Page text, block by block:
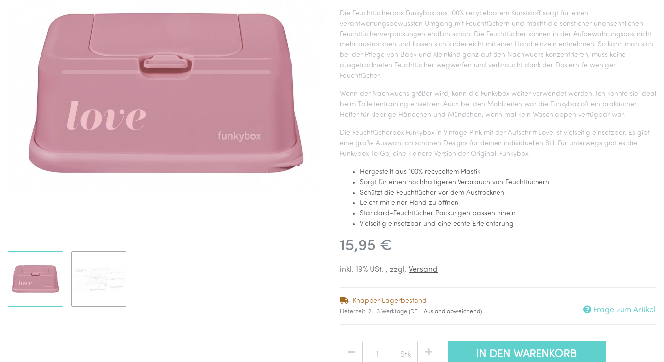
Die Feuchttücherbox Funkybox aus 100% recycelbarem Kunststoff sorgt für einen
verantwortungsbewussten Umgang mit Feuchttüchern und macht die sonst eher unansehnlichen
Feuchttücherverpackungen endlich schön. Die Feuchttücher können in der Aufbewahrungsbox nicht
mehr austrocknen und lassen sich kinderleicht mit einer Hand einzeln entnehmen. So kann man sich
bei der Pflege von Baby und Kleinkind ganz auf den Nachwuchs konzentrieren, muss keine
ausgetrockneten Feuchttücher wegwerfen und verbraucht dank der Dosierhilfe weniger
Feuchttücher.
Wenn der Nachwuchs größer wird, kann die Funkybox weiter verwendet werden. Ich konnte sie ideal
beim Toilettentraining einsetzen. Auch bei den Mahlzeiten war die Funkybox oft ein praktischer
Helfer für klebrige Händchen und Mündchen, wenn mal kein Waschlappen verfügbar war.
Die Feuchttücherbox Funkybox in Vintage Pink mit der Aufschrift Love ist vielseitig einsetzbar. Es gibt
eine große Auswahl an schönen Designs für deinen individuellen Stil. Für unterwegs gibt es die
Funkybox To Go, eine kleinere Version der Original-Funkybox.
Hergestellt aus 100% recyceltem Plastik
Sorgt für einen nachhaltigeren Verbrauch von Feuchttüchern
Schützt die Feuchttücher vor dem Austrocknen
Leicht mit einer Hand zu öffnen
Standard-Feuchttücher Packungen passen hinein
Vielseitig einsetzbar und eine echte Erleichterung
15,95 €
inkl. 19% USt. , zzgl. Versand
Knapper Lagerbestand
Lieferzeit: 2 - 3 Werktage (DE - Ausland abweichend) Frage zum Artikel
Stk IN DEN WARENKORB